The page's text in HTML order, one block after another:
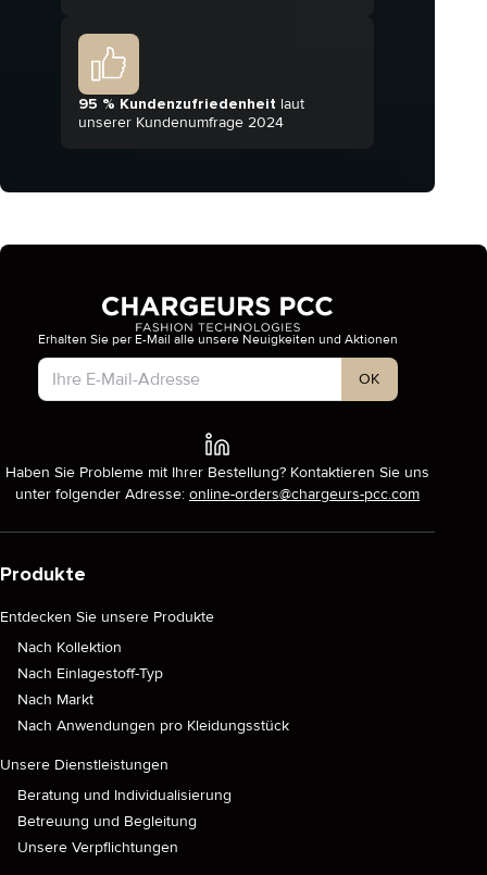
95 % Kundenzufriedenheit laut
unserer Kundenumfrage 2024
Kontotyp
Erhalten Sie per E-Mail alle unsere Neuigkeiten und Aktionen
OK
Haben Sie Probleme mit Ihrer Bestellung? Kontaktieren Sie uns
unter folgender Adresse: online-orders@chargeurs-pcc.com
Produkte
Entdecken Sie unsere Produkte
Nach Kollektion
Nach Einlagestoff-Typ
Nach Markt
Nach Anwendungen pro Kleidungsstück
Unsere Dienstleistungen
Beratung und Individualisierung
Betreuung und Begleitung
Unsere Verpflichtungen